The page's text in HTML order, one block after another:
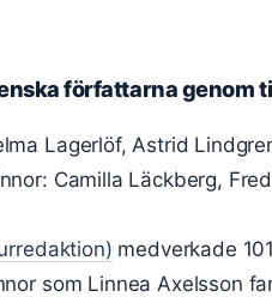
författarna genom
Lagerlöf, Astrid
Camilla Läckberg,
medverkade
som Linnea Axelsson